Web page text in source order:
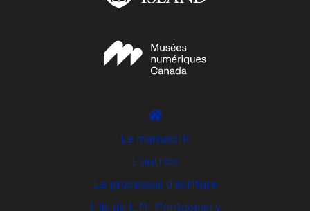
Le manuscrit
L’autrice
Le processus d’écriture
L’île de L.M. Montgomery